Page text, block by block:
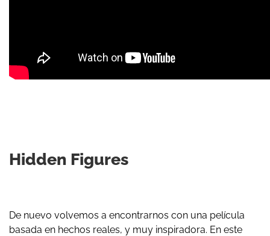
Hidden Figures
De nuevo volvemos a encontrarnos con una película
basada en hechos reales, y muy inspiradora. En este